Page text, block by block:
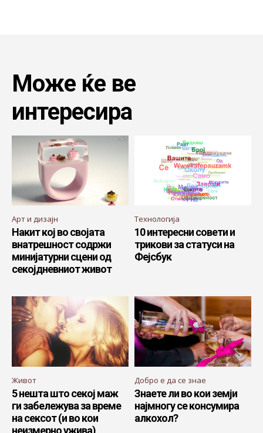
Може ќе ве
интересира
Арт и дизајн
Накит кој во својата
внатрешност содржи
минијатурни сцени од
секојдневниот живот
Технологија
10 интересни совети и
трикови за статуси на
Фејсбук
Живот
5 нешта што секој маж
ги забележува за време
на сексот (и во кои
неизмерно ужива)
Добро е да се знае
Знаете ли во кои земји
најмногу се консумира
алкохол?